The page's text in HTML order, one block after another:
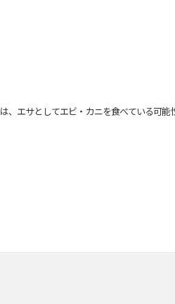
エサとしてエビ・カニを食べている可能